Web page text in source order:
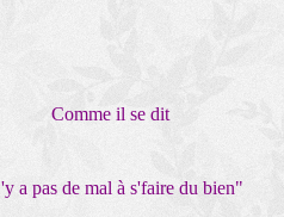
Comme il se dit
a pas de mal à s'faire du bien"